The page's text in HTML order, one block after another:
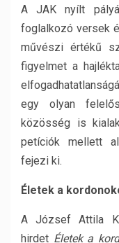
A JAK nyílt
foglalkozó versek
művészi értékű
figyelmet a
egy olyan
közösség is
petíciók mellett
fejezi ki.
Életek a
A József Attila
hirdet Életek a